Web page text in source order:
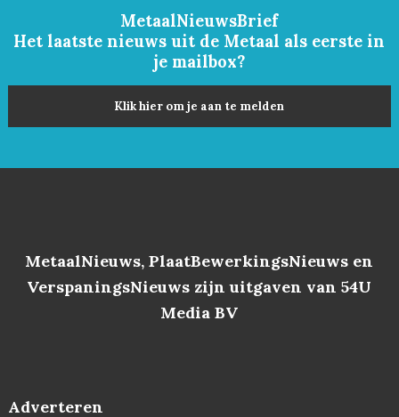
MetaalNieuwsBrief
Het laatste nieuws uit de Metaal als eerste in
je mailbox?
Klik hier om je aan te melden
MetaalNieuws, PlaatBewerkingsNieuws en
VerspaningsNieuws zijn uitgaven van 54U
Media BV
Adverteren